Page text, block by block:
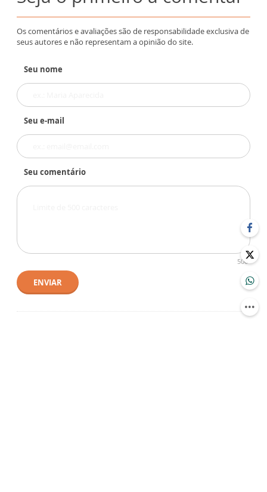
Os comentários e avaliações são de responsabilidade exclusiva de
seus autores e não representam a opinião do site.
Seu nome
Seu e-mail
Seu comentário
500
ENVIAR